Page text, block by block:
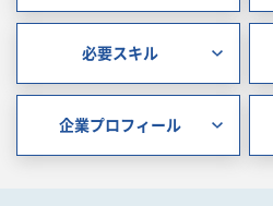
必要スキル
企業プロフィール